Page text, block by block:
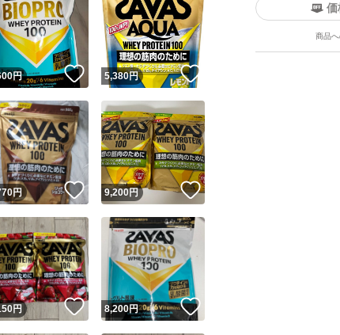
ユーザーの実績について
リマが定めた一定の基準を満たしたユーザーにバッジを付与して
出品者
取引出品者 Yahoo!フリマの基準をクリアした安心・安全なユーザー
実績◯+ このユーザーはYahoo!フリマの取引を完了させた実績が
リマ実績◯+ このユーザーは他フリマサービスでの取引実績がありま
価
商品
この商品の情報をコピーします
商品画像の無断転載は禁止されています
コピーは
1商品につき1回です
出品ページへ
！
円 いいね！
5,380円
！
円 いいね！
9,200円 いいね！
！
円 いいね！
8,200円